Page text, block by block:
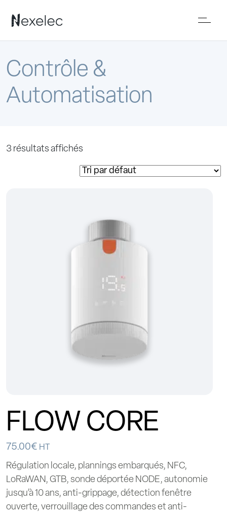
Contrôle &
Automatisation
3 résultats affichés
FLOW CORE
75.00€ HT
Régulation locale, plannings embarqués, NFC,
LoRaWAN, GTB, sonde déportée NODE, autonomie
jusqu’à 10 ans, anti-grippage, détection fenêtre
ouverte, verrouillage des commandes et anti-